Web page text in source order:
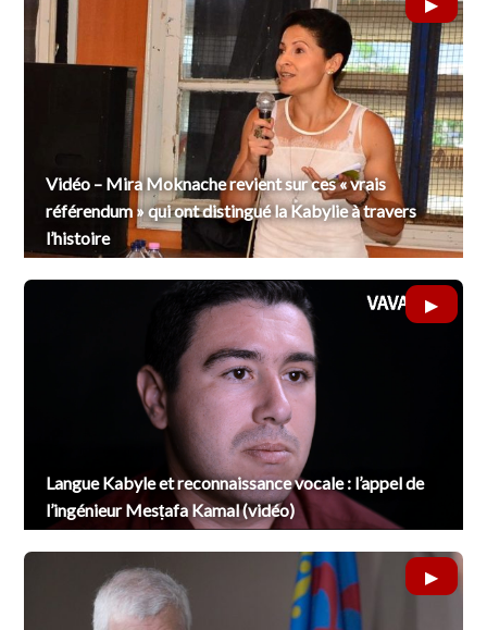
Vidéo – Mira Moknache revient sur ces « vrais
référendum » qui ont distingué la Kabylie à travers
l’histoire
Langue Kabyle et reconnaissance vocale : l’appel de
l’ingénieur Mesṭafa Kamal (vidéo)